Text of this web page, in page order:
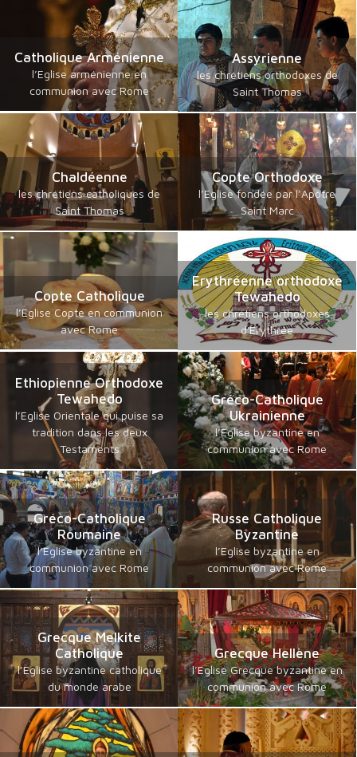
Catholique Arménienne
l’Eglise arménienne en
communion avec Rome
Assyrienne
les chrétiens orthodoxes de
Saint Thomas
Chaldéenne
les chrétiens catholiques de
Saint Thomas
Copte Orthodoxe
l’Eglise fondée par l’Apôtre
Saint Marc
Copte Catholique
l’Eglise Copte en communion
avec Rome
Erythréenne orthodoxe
Tewahedo
les chrétiens orthodoxes
d'Erythrée
Ethiopienne Orthodoxe
Tewahedo
l’Eglise Orientale qui puise sa
tradition dans les deux
Testaments
Gréco-Catholique
Ukrainienne
l’Eglise byzantine en
communion avec Rome
Gréco-Catholique
Roumaine
l’Eglise byzantine en
communion avec Rome
Russe Catholique
Byzantine
l’Eglise byzantine en
communion avec Rome
Grecque Melkite
Catholique
l’Eglise byzantine catholique
du monde arabe
Grecque Hellène
l’Eglise Grecque byzantine en
communion avec Rome